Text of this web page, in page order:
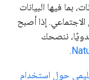
بما فيها البيانات
إذا أصبح
يدويًا، ننصحك
.
حول استخدام